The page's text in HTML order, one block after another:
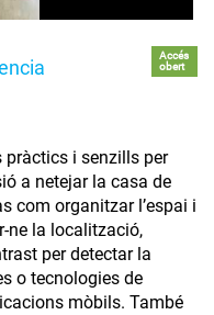
Accés
obert
pràctics i senzills per
a netejar la casa de
com organitzar l’espai i
ne la localització,
per detectar la
o tecnologies de
mòbils. També